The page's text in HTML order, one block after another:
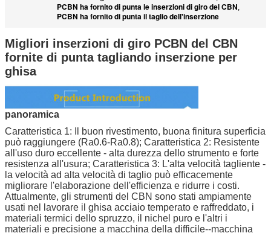
PCBN ha fornito di punta le inserzioni di giro del CBN,
PCBN ha fornito di punta il taglio dell'inserzione
Migliori inserzioni di giro PCBN del CBN
fornite di punta tagliando inserzione per
ghisa
panoramica
Caratteristica 1: Il buon rivestimento, buona finitura superficia
può raggiungere (Ra0.6-Ra0.8); Caratteristica 2: Resistente
all'uso duro eccellente - alta durezza dello strumento e forte
resistenza all'usura; Caratteristica 3: L'alta velocità tagliente -
la velocità ad alta velocità di taglio può efficacemente
migliorare l'elaborazione dell'efficienza e ridurre i costi.
Attualmente, gli strumenti del CBN sono stati ampiamente
usati nel lavorare il ghisa acciaio temperato e raffreddato, i
materiali termici dello spruzzo, il nichel puro e l'altri i
materiali e precisione a macchina della difficile--macchina